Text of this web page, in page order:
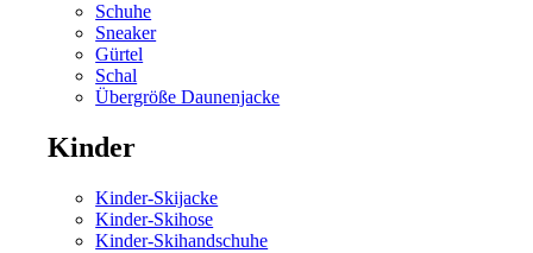
Schuhe
Sneaker
Gürtel
Schal
Übergröße Daunenjacke
Kinder
Kinder-Skijacke
Kinder-Skihose
Kinder-Skihandschuhe